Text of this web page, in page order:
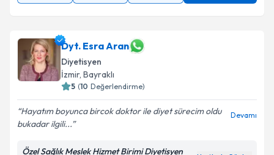
Dyt. Esra Aran
Diyetisyen
İzmir, Bayraklı
5 (10 Değerlendirme)
Hayatım boyunca bircok doktor ile diyet sürecim oldu
bukadar ilgili...
Devamı
Özel Sağlık Meslek Hizmet Birimi Diyetisyen